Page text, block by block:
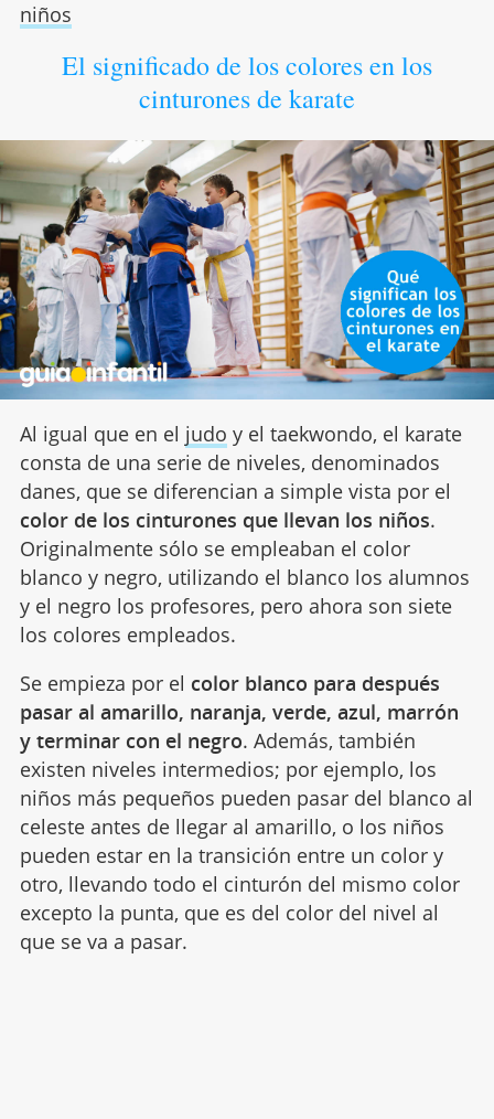
niños
El significado de los colores en los
cinturones de karate
Al igual que en el judo y el taekwondo, el karate
consta de una serie de niveles, denominados
danes, que se diferencian a simple vista por el
color de los cinturones que llevan los niños.
Originalmente sólo se empleaban el color
blanco y negro, utilizando el blanco los alumnos
y el negro los profesores, pero ahora son siete
los colores empleados.
Se empieza por el color blanco para después
pasar al amarillo, naranja, verde, azul, marrón
y terminar con el negro. Además, también
existen niveles intermedios; por ejemplo, los
niños más pequeños pueden pasar del blanco al
celeste antes de llegar al amarillo, o los niños
pueden estar en la transición entre un color y
otro, llevando todo el cinturón del mismo color
excepto la punta, que es del color del nivel al
que se va a pasar.